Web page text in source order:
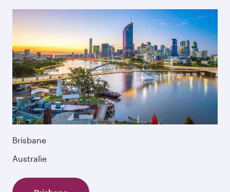
Brisbane
Australie